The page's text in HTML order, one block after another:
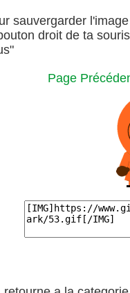
sauvergarder
droit de ta
Page